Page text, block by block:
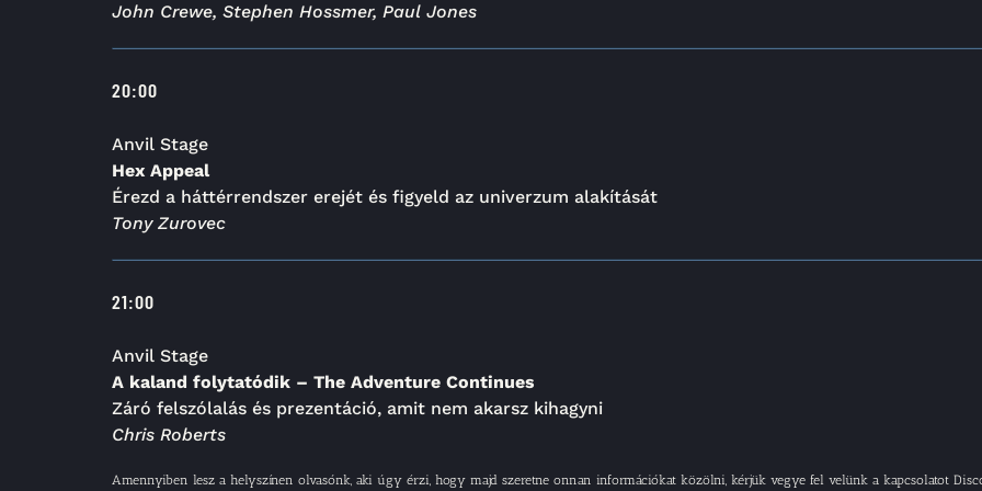
John Crewe, Stephen Hossmer, Paul Jones
20:00
Anvil Stage
Hex Appeal
Érezd a háttérrendszer erejét és figyeld az univerzum alakítását
Tony Zurovec
21:00
Anvil Stage
A kaland folytatódik – The Adventure Continues
Záró felszólalás és prezentáció, amit nem akarsz kihagyni
Chris Roberts
Amennyiben lesz a helyszínen olvasónk, aki úgy érzi, hogy majd szeretne onnan információkat közölni, kérjük vegye fel velünk a kapcsolatot